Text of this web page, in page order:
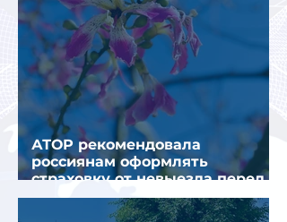
АТОР рекомендовала
россиянам оформлять
страховку от невыезда перед
поездкой в Грецию